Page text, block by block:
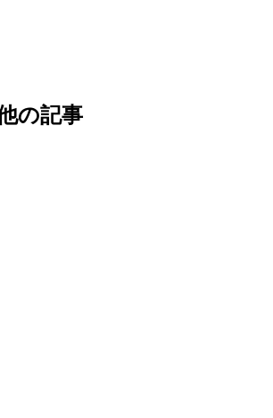
の記事